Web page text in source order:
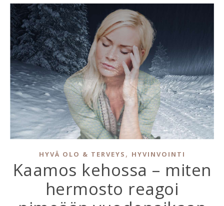
HYVÄ OLO & TERVEYS , HYVINVOINTI
Kaamos kehossa – miten
hermosto reagoi